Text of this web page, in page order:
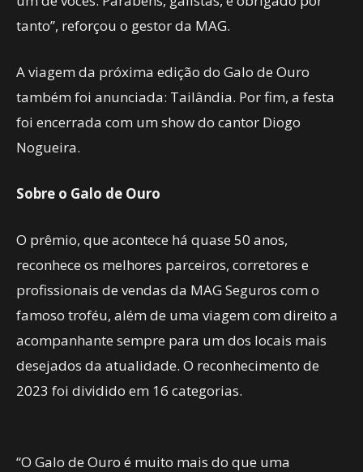
tanto”, reforçou o gestor da MAG.
A viagem da próxima edição do Galo de Ouro
também foi anunciada: Tailândia. Por fim, a festa
foi encerrada com um show do cantor Diogo
Nogueira.
Sobre o Galo de Ouro
O prêmio, que acontece há quase 50 anos,
reconhece os melhores parceiros, corretores e
profissionais de vendas da MAG Seguros com o
famoso troféu, além de uma viagem com direito a
acompanhante sempre para um dos locais mais
desejados da atualidade. O reconhecimento de
2023 foi dividido em 16 categorias.
“O Galo de Ouro é muito mais do que uma